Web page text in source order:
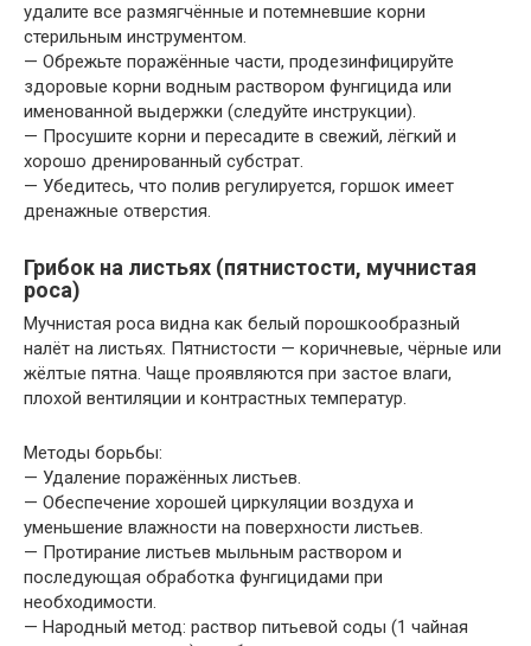
удалите все размягчённые и потемневшие корни
стерильным инструментом.
— Обрежьте поражённые части, продезинфицируйте
здоровые корни водным раствором фунгицида или
именованной выдержки (следуйте инструкции).
— Просушите корни и пересадите в свежий, лёгкий и
хорошо дренированный субстрат.
— Убедитесь, что полив регулируется, горшок имеет
дренажные отверстия.
Грибок на листьях (пятнистости, мучнистая
роса)
Мучнистая роса видна как белый порошкообразный
налёт на листьях. Пятнистости — коричневые, чёрные или
жёлтые пятна. Чаще проявляются при застое влаги,
плохой вентиляции и контрастных температур.
Методы борьбы:
— Удаление поражённых листьев.
— Обеспечение хорошей циркуляции воздуха и
уменьшение влажности на поверхности листьев.
— Протирание листьев мыльным раствором и
последующая обработка фунгицидами при
необходимости.
— Народный метод: раствор питьевой соды (1 чайная